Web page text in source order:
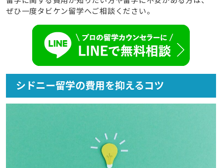
ぜひ一度タビケン留学へご相談ください。
シドニー留学の費用を抑えるコツ